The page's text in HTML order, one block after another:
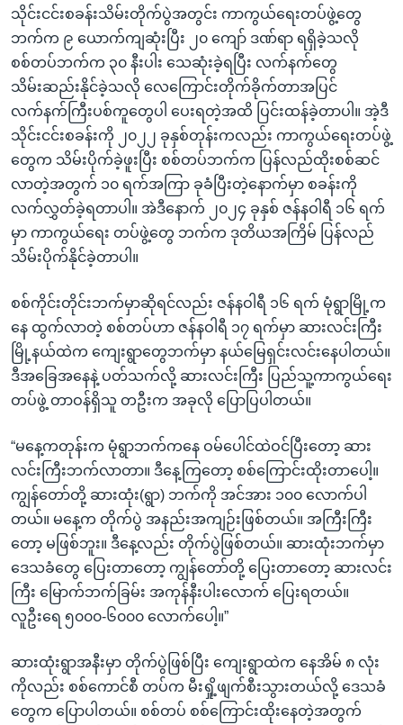
သိုင်းငင်းစခန်းသိမ်းတိုက်ပွဲအတွင်း ကာကွယ်ရေးတပ်ဖွဲ့တွေ
ဘက်က ၉ ယောက်ကျဆုံးပြီး ၂၀ ကျော် ဒဏ်ရာ ရရှိခဲ့သလို
စစ်တပ်ဘက်က ၃၀ နီးပါး သေဆုံးခဲ့ရပြီး လက်နက်တွေ
သိမ်းဆည်းနိုင်ခဲ့သလို လေကြောင်းတိုက်ခိုက်တာအပြင်
လက်နက်ကြီးပစ်ကူတွေပါ ပေးရတဲ့အထိ ပြင်းထန်ခဲ့တာပါ။ အဲ့ဒီ
သိုင်းငင်းစခန်းကို ၂၀၂၂ ခုနှစ်တုန်းကလည်း ကာကွယ်ရေးတပ်ဖွဲ့
တွေက သိမ်းပိုက်ခဲ့ဖူးပြီး စစ်တပ်ဘက်က ပြန်လည်ထိုးစစ်ဆင်
လာတဲ့အတွက် ၁၀ ရက်အကြာ ခုခံပြီးတဲ့နောက်မှာ စခန်းကို
လက်လွှတ်ခဲ့ရတာပါ။ အဲဒီနောက် ၂၀၂၄ ခုနှစ် ဇန်နဝါရီ ၁၆ ရက်
မှာ ကာကွယ်ရေး တပ်ဖွဲ့တွေ ဘက်က ဒုတိယအကြိမ် ပြန်လည်
သိမ်းပိုက်နိုင်ခဲ့တာပါ။
စစ်ကိုင်းတိုင်းဘက်မှာဆိုရင်လည်း ဇန်နဝါရီ ၁၆ ရက် မုံရွာမြို့က
နေ ထွက်လာတဲ့ စစ်တပ်ဟာ ဇန်နဝါရီ ၁၇ ရက်မှာ ဆားလင်းကြီး
မြို့နယ်ထဲက ကျေးရွာတွေဘက်မှာ နယ်မြေရှင်းလင်းနေပါတယ်။
ဒီအခြေအနေနဲ့ ပတ်သက်လို့ ဆားလင်းကြီး ပြည်သူ့ကာကွယ်ရေး
တပ်ဖွဲ့ တာဝန်ရှိသူ တဦးက အခုလို ပြောပြပါတယ်။
“မနေ့ကတုန်းက မုံရွာဘက်ကနေ ဝမ်ပေါင်ထဲဝင်ပြီးတော့ ဆား
လင်းကြီးဘက်လာတာ။ ဒီနေ့ကြတော့ စစ်ကြောင်းထိုးတာပေါ့။
ကျွန်တော်တို့ ဆားထုံး(ရွာ) ဘက်ကို အင်အား ၁၀၀ လောက်ပါ
တယ်။ မနေ့က တိုက်ပွဲ အနည်းအကျဉ်းဖြစ်တယ်။ အကြီးကြီး
တော့ မဖြစ်ဘူး။ ဒီနေ့လည်း တိုက်ပွဲဖြစ်တယ်။ ဆားထုံးဘက်မှာ
ဒေသခံတွေ ပြေးတာတော့ ကျွန်တော်တို့ ပြေးတာတော့ ဆားလင်း
ကြီး မြောက်ဘက်ခြမ်း အကုန်နီးပါးလောက် ပြေးရတယ်။
လူဦးရေ ၅၀၀၀-၆၀၀၀ လောက်ပေါ့။”
ဆားထုံးရွာအနီးမှာ တိုက်ပွဲဖြစ်ပြီး ကျေးရွာထဲက နေအိမ် ၈ လုံး
ကိုလည်း စစ်ကောင်စီ တပ်က မီးရှို့ဖျက်စီးသွားတယ်လို့ ဒေသခံ
တွေက ပြောပါတယ်။ စစ်တပ် စစ်ကြောင်းထိုးနေတဲ့အတွက်